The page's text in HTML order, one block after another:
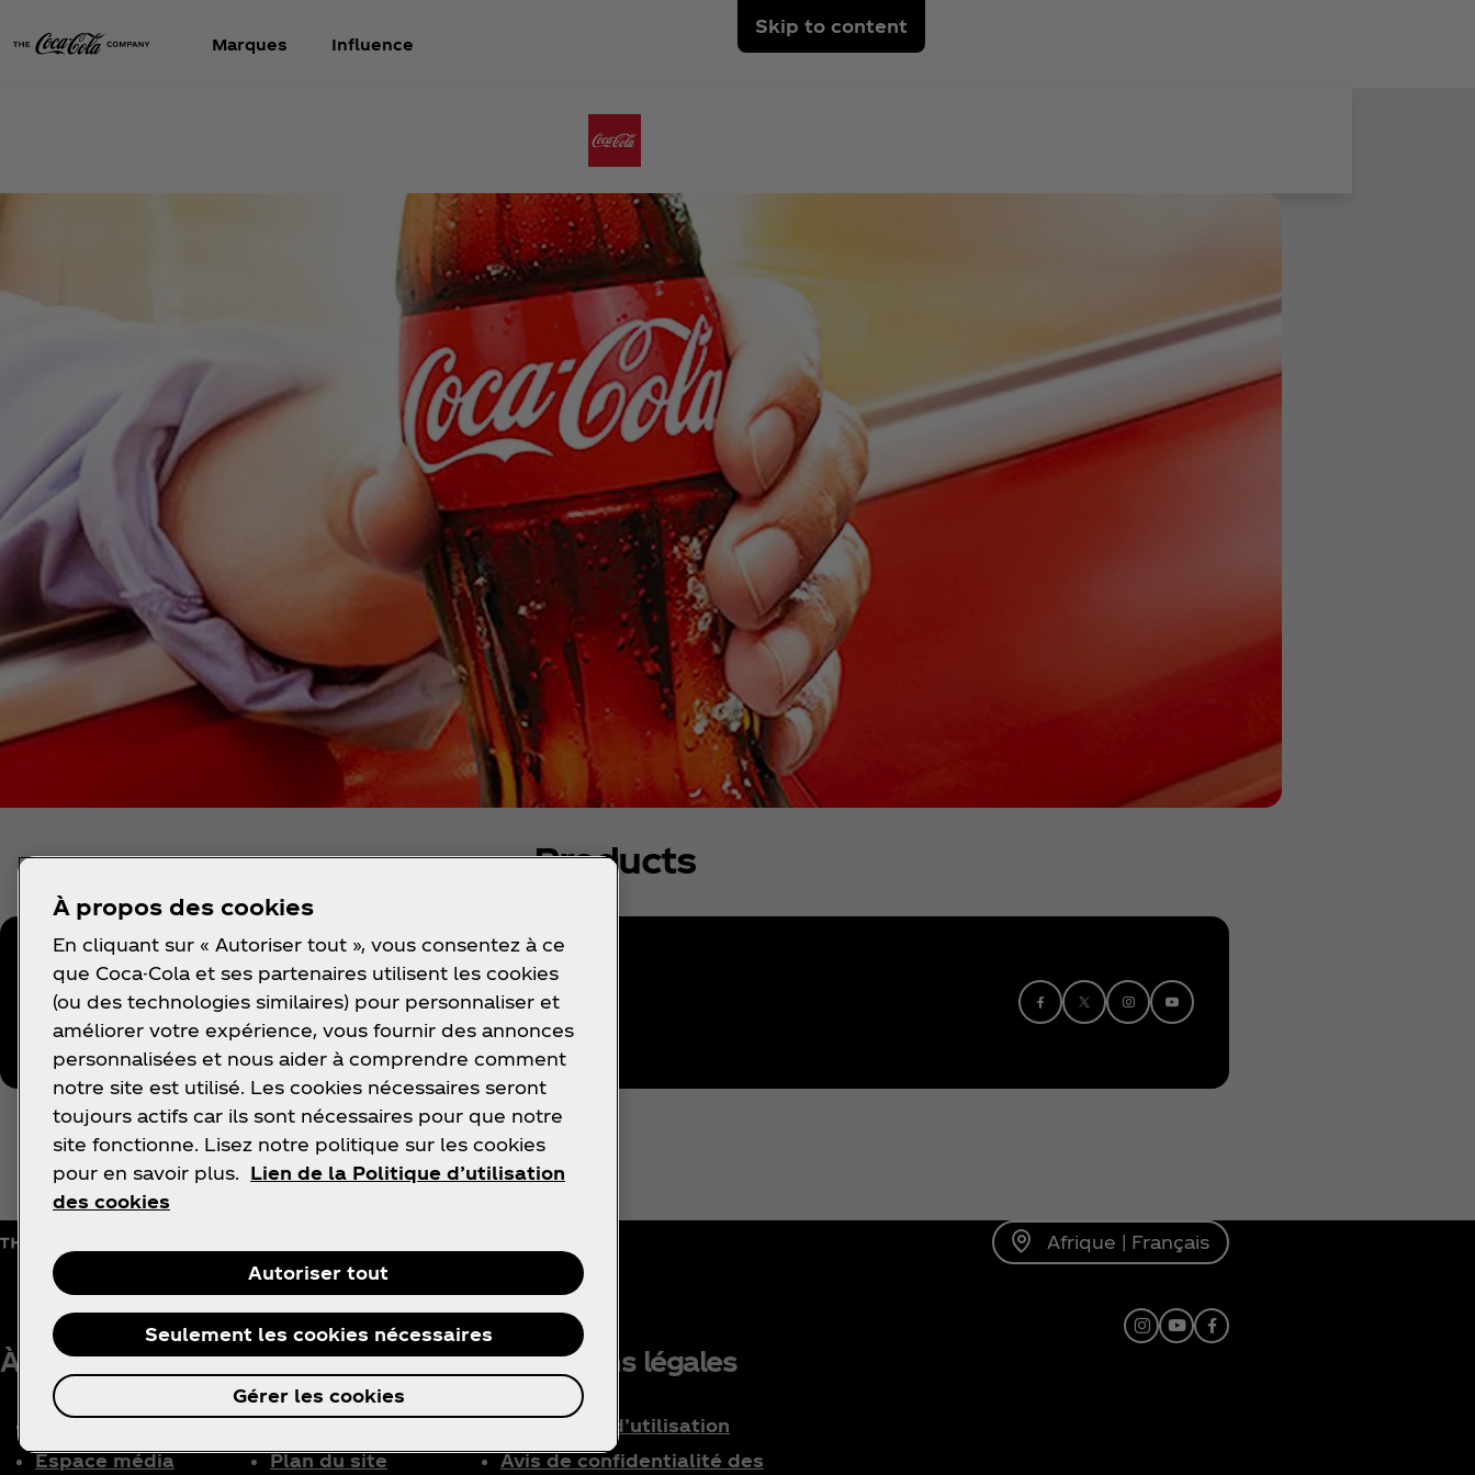
Skip to content
Marques Influence
Products
Follow Coca‑Cola
Afrique | Français
À propos de nous
Espace média
BESOIN D’AIDE ?
Plan du site
Informations légales
Conditions d’utilisation
Avis de confidentialité des
Instagram
YoutubeFacebook
À propos des cookies
En cliquant sur « Autoriser tout », vous consentez à ce
que Coca-Cola et ses partenaires utilisent les cookies
(ou des technologies similaires) pour personnaliser et
améliorer votre expérience, vous fournir des annonces
personnalisées et nous aider à comprendre comment
notre site est utilisé. Les cookies nécessaires seront
toujours actifs car ils sont nécessaires pour que notre
site fonctionne. Lisez notre politique sur les cookies
pour en savoir plus.
Lien de la Politique d’utilisation
des cookies
Autoriser tout
Seulement les cookies nécessaires
Gérer les cookies